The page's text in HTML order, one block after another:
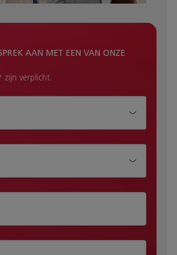
AAN MET EEN VAN ONZE
zijn verplicht.